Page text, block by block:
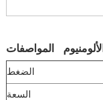
السعة